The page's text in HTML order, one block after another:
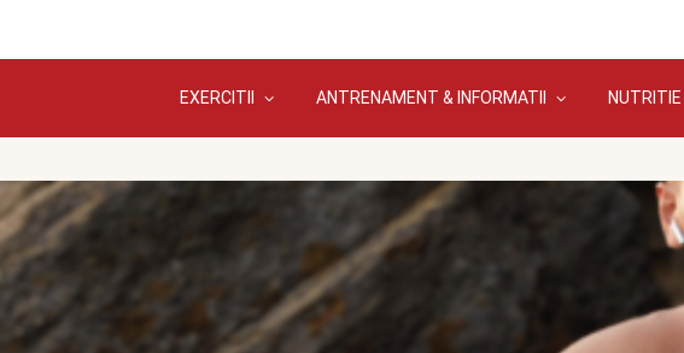
EXERCITII ANTRENAMENT & INFORMATII NUTRITIE